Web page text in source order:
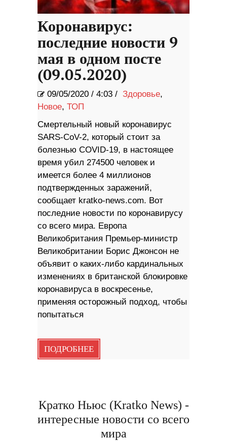
Коронавирус:
последние новости 9
мая в одном посте
(09.05.2020)
09/05/2020 / 4:03 / Здоровье,
Новое, ТОП
Смертельный новый коронавирус
SARS-CoV-2, который стоит за
болезнью COVID-19, в настоящее
время убил 274500 человек и
имеется более 4 миллионов
подтвержденных заражений,
сообщает kratko-news.com. Вот
последние новости по коронавирусу
со всего мира. Европа
Великобритания Премьер-министр
Великобритании Борис Джонсон не
объявит о каких-либо кардинальных
изменениях в британской блокировке
коронавируса в воскресенье,
применяя осторожный подход, чтобы
попытаться
ПОДРОБНЕЕ
Кратко Ньюс (Kratko News) -
интересные новости со всего
мира